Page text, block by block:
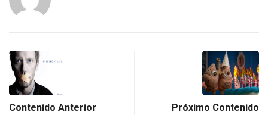
Contenido Anterior Próximo Contenido